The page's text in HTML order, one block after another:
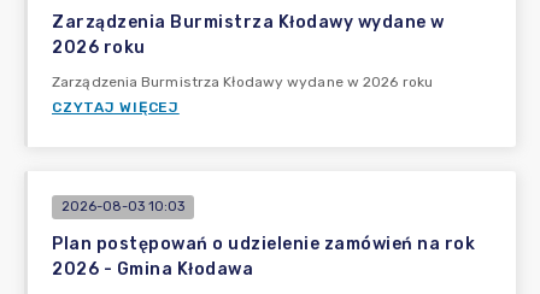
Zarządzenia Burmistrza Kłodawy wydane w
2026 roku
Zarządzenia Burmistrza Kłodawy wydane w 2026 roku
CZYTAJ WIĘCEJ
2026-08-03 10:03
Plan postępowań o udzielenie zamówień na rok
2026 - Gmina Kłodawa